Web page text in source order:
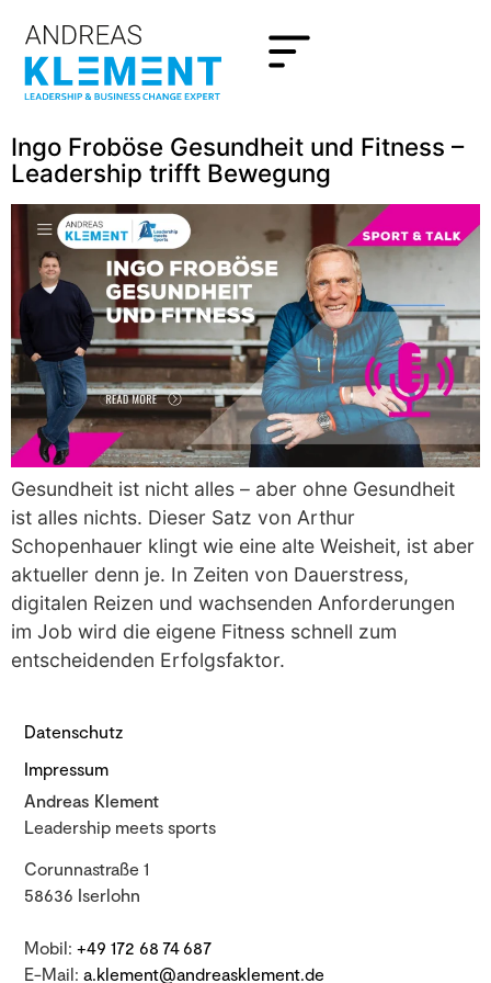
Ingo Froböse Gesundheit und Fitness –
Leadership trifft Bewegung
Gesundheit ist nicht alles – aber ohne Gesundheit
ist alles nichts. Dieser Satz von Arthur
Schopenhauer klingt wie eine alte Weisheit, ist aber
aktueller denn je. In Zeiten von Dauerstress,
digitalen Reizen und wachsenden Anforderungen
im Job wird die eigene Fitness schnell zum
entscheidenden Erfolgsfaktor.
Datenschutz
Impressum
Andreas Klement
Leadership meets sports
Corunnastraße 1
58636 Iserlohn
Mobil:+49 172 68 74 687
E-Mail:a.klement@andreasklement.de